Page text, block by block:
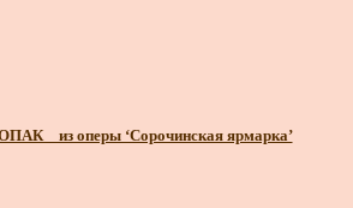
_ из оперы ‘Сорочинская ярмарка’